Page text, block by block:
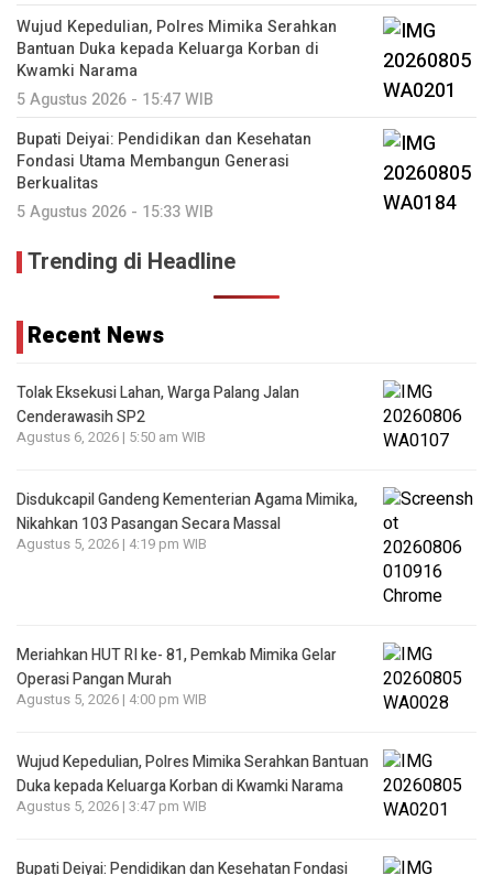
Wujud Kepedulian, Polres Mimika Serahkan
Bantuan Duka kepada Keluarga Korban di
Kwamki Narama
5 Agustus 2026 - 15:47 WIB
Bupati Deiyai: Pendidikan dan Kesehatan
Fondasi Utama Membangun Generasi
Berkualitas
5 Agustus 2026 - 15:33 WIB
Trending di Headline
Recent News
Tolak Eksekusi Lahan, Warga Palang Jalan
Cenderawasih SP2
Agustus 6, 2026 | 5:50 am WIB
Disdukcapil Gandeng Kementerian Agama Mimika,
Nikahkan 103 Pasangan Secara Massal
Agustus 5, 2026 | 4:19 pm WIB
Meriahkan HUT RI ke- 81, Pemkab Mimika Gelar
Operasi Pangan Murah
Agustus 5, 2026 | 4:00 pm WIB
Wujud Kepedulian, Polres Mimika Serahkan Bantuan
Duka kepada Keluarga Korban di Kwamki Narama
Agustus 5, 2026 | 3:47 pm WIB
Bupati Deiyai: Pendidikan dan Kesehatan Fondasi